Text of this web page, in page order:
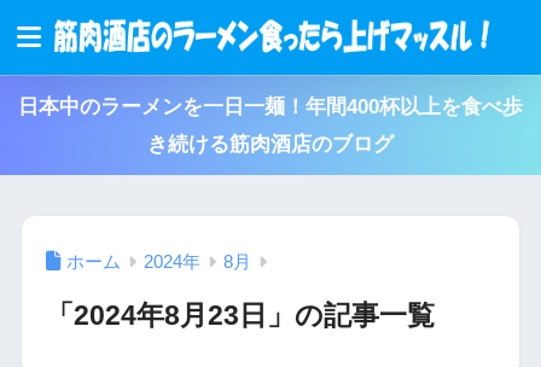
日本中のラーメンを一日一麺！年間400杯以上を食べ歩
き続ける筋肉酒店のブログ
ホーム 2024年 8月
「2024年8月23日」の記事一覧